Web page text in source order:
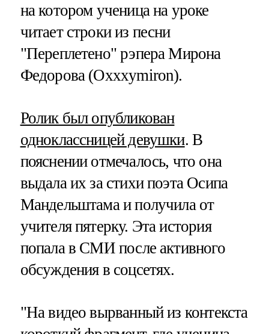
на котором ученица на уроке
читает строки из песни
"Переплетено" рэпера Мирона
Федорова (Oxxxymiron).
Ролик был опубликован
одноклассницей девушки. В
пояснении отмечалось, что она
выдала их за стихи поэта Осипа
Мандельштама и получила от
учителя пятерку. Эта история
попала в СМИ после активного
обсуждения в соцсетях.
"На видео вырванный из контекста